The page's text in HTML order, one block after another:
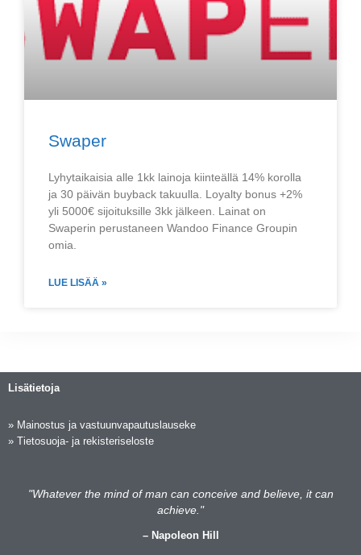
Swaper
Lyhytaikaisia alle 1kk lainoja kiinteällä 14% korolla
ja 30 päivän buyback takuulla. Loyalty bonus +2%
yli 5000€ sijoituksille 3kk jälkeen. Lainat on
Swaperin perustaneen Wandoo Finance Groupin
omia.
LUE LISÄÄ »
Lisätietoja
» Mainostus ja vastuunvapautuslauseke
» Tietosuoja- ja rekisteriseloste
"Whatever the mind of man can conceive and believe, it can
achieve."
– Napoleon Hill